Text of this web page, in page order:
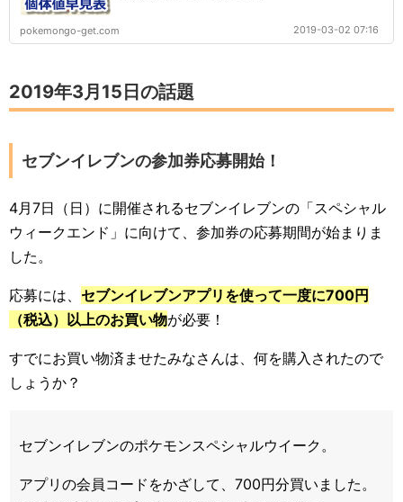
pokemongo-get.com 2019-03-02 07:16
2019年3月15日の話題
セブンイレブンの参加券応募開始！
4月7日（日）に開催されるセブンイレブンの「スペシャル
ウィークエンド」に向けて、参加券の応募期間が始まりま
した。
応募には、 セブンイレブンアプリを使って一度に700円
（税込）以上のお買い物が必要！
すでにお買い物済ませたみなさんは、何を購入されたので
しょうか？
セブンイレブンのポケモンスペシャルウイーク。
アプリの会員コードをかざして、700円分買いました。